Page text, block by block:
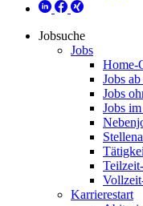
Jobsuche
Jobs
Home-
Jobs
Jobs
Jobs
Karrierestart